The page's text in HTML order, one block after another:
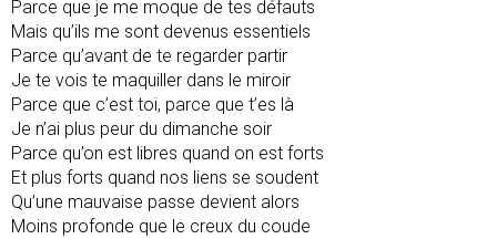
Parce que je me moque de tes défauts
Mais qu’ils me sont devenus essentiels
Parce qu’avant de te regarder partir
Je te vois te maquiller dans le miroir
Parce que c’est toi, parce que t’es là
Je n’ai plus peur du dimanche soir
Parce qu’on est libres quand on est forts
Et plus forts quand nos liens se soudent
Qu’une mauvaise passe devient alors
Moins profonde que le creux du coude